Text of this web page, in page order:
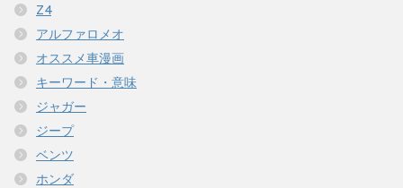
Z4
アルファロメオ
オススメ車漫画
キーワード・意味
ジャガー
ジープ
ベンツ
ホンダ